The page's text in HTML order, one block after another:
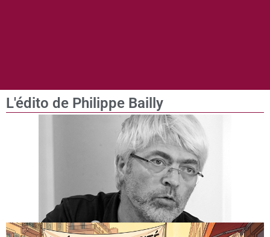
L'édito de Philippe Bailly